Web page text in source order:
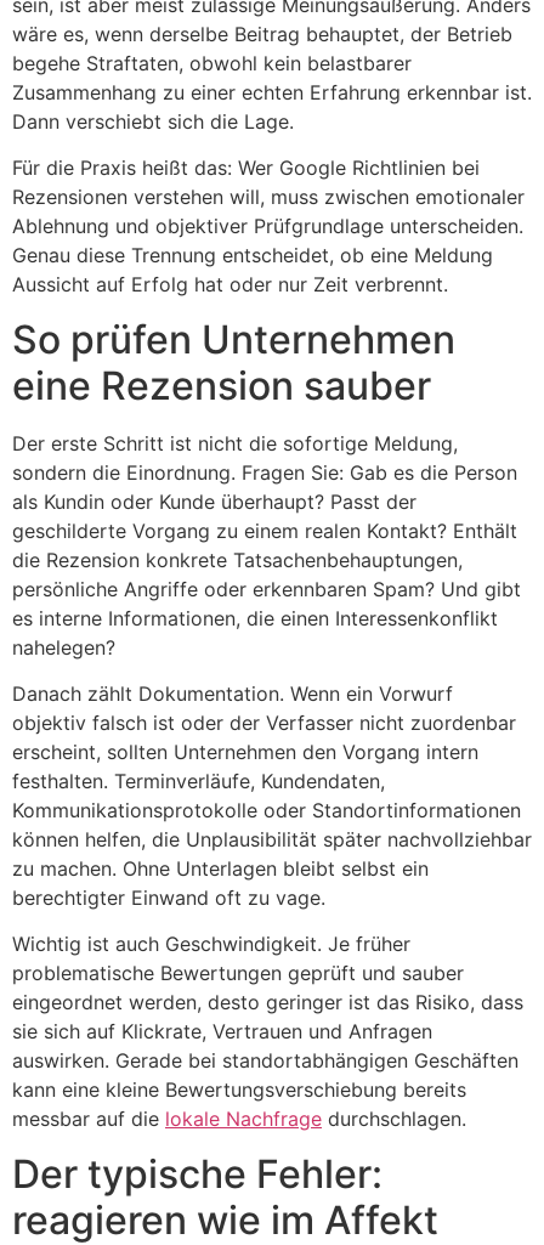
wäre es, wenn derselbe Beitrag behauptet, der Betrieb
begehe Straftaten, obwohl kein belastbarer
Zusammenhang zu einer echten Erfahrung erkennbar ist.
Dann verschiebt sich die Lage.
Für die Praxis heißt das: Wer Google Richtlinien bei
Rezensionen verstehen will, muss zwischen emotionaler
Ablehnung und objektiver Prüfgrundlage unterscheiden.
Genau diese Trennung entscheidet, ob eine Meldung
Aussicht auf Erfolg hat oder nur Zeit verbrennt.
So prüfen Unternehmen
eine Rezension sauber
Der erste Schritt ist nicht die sofortige Meldung,
sondern die Einordnung. Fragen Sie: Gab es die Person
als Kundin oder Kunde überhaupt? Passt der
geschilderte Vorgang zu einem realen Kontakt? Enthält
die Rezension konkrete Tatsachenbehauptungen,
persönliche Angriffe oder erkennbaren Spam? Und gibt
es interne Informationen, die einen Interessenkonflikt
nahelegen?
Danach zählt Dokumentation. Wenn ein Vorwurf
objektiv falsch ist oder der Verfasser nicht zuordenbar
erscheint, sollten Unternehmen den Vorgang intern
festhalten. Terminverläufe, Kundendaten,
Kommunikationsprotokolle oder Standortinformationen
können helfen, die Unplausibilität später nachvollziehbar
zu machen. Ohne Unterlagen bleibt selbst ein
berechtigter Einwand oft zu vage.
Wichtig ist auch Geschwindigkeit. Je früher
problematische Bewertungen geprüft und sauber
eingeordnet werden, desto geringer ist das Risiko, dass
sie sich auf Klickrate, Vertrauen und Anfragen
auswirken. Gerade bei standortabhängigen Geschäften
kann eine kleine Bewertungsverschiebung bereits
messbar auf die lokale Nachfrage durchschlagen.
Der typische Fehler:
reagieren wie im Affekt